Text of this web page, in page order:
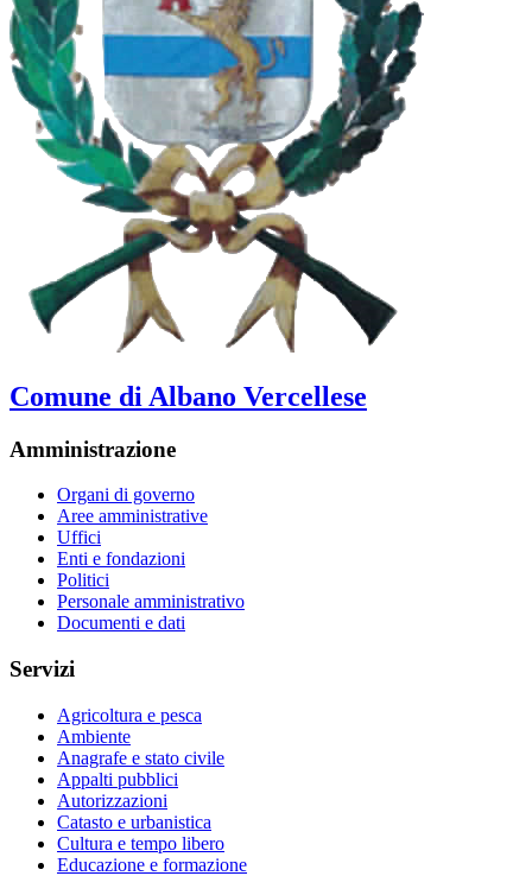
Comune di Albano Vercellese
Amministrazione
Organi di governo
Aree amministrative
Uffici
Enti e fondazioni
Politici
Personale amministrativo
Documenti e dati
Servizi
Agricoltura e pesca
Ambiente
Anagrafe e stato civile
Appalti pubblici
Autorizzazioni
Catasto e urbanistica
Cultura e tempo libero
Educazione e formazione